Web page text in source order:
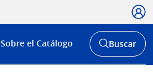
Menú
de
Sobre el Catálogo
Abrir
buscador
Buscar